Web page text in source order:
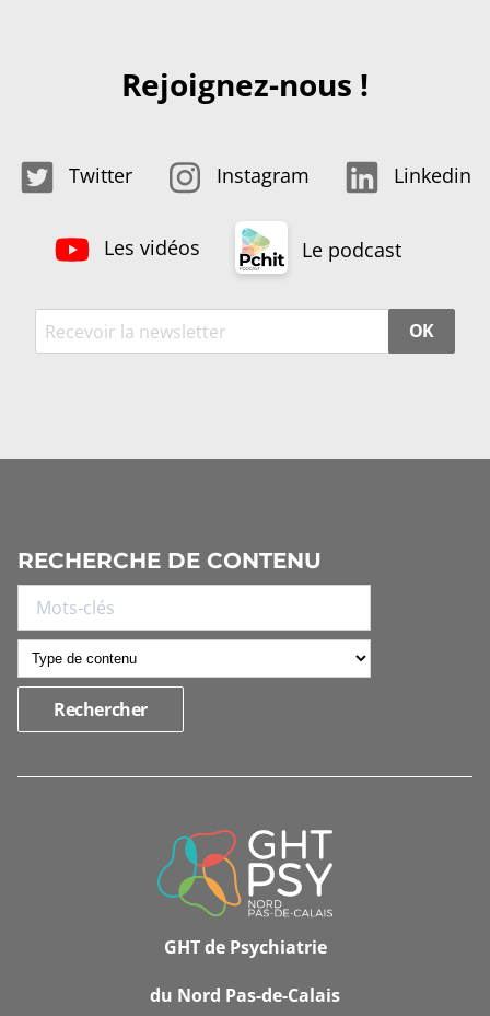
Rejoignez-nous !
Twitter Instagram Linkedin
Les vidéos Le podcast
OK
RECHERCHE DE CONTENU
INFORMATIONS
GHT de Psychiatrie
du Nord Pas-de-Calais